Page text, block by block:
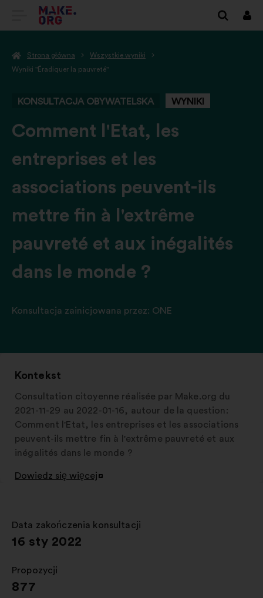
IDŹ
STRONY
MAKE.ORG
się
Strona główna
Wszystkie wyniki
Wyniki "Éradiquer la pauvreté"
KONSULTACJA OBYWATELSKA WYNIKI
-
Comment l'Etat, les
entreprises et les
associations peuvent-ils
mettre fin à l'extrême
pauvreté et aux inégalités
dans le monde ?
Konsultacja zainicjowana przez: ONE
Kontekst
Consultation citoyenne réalisée par Make.org du
2021-11-29 au 2022-01-16, autour de la question:
Comment l'Etat, les entreprises et les associations
peuvent-ils mettre fin à l'extrême pauvreté et aux
inégalités dans le monde ?
Dowiedz się więcej
Otwieranie
zakładce
Data zakończenia konsultacji
:
16 sty 2022
Propozycji
:
877